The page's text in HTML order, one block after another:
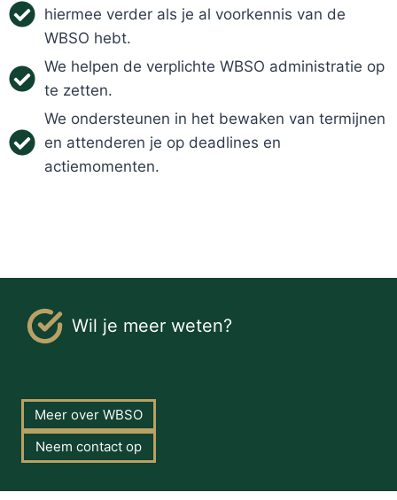
hiermee verder als je al voorkennis van de
WBSO hebt.
We helpen de verplichte WBSO administratie op
te zetten.
We ondersteunen in het bewaken van termijnen
en attenderen je op deadlines en
actiemomenten.
Wil je meer weten?
Meer over WBSO
Neem contact op